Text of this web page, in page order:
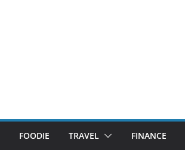
FOODIE TRAVEL FINANCE